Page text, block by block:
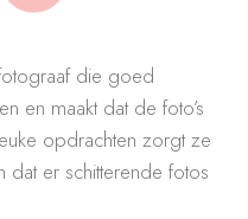
die goed
en maakt dat de foto’s
opdrachten zorgt ze
dat er schitterende fotos